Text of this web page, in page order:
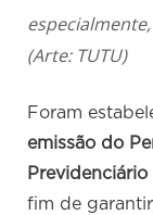
(Arte: TUTU)
Foram
emissão do
fim de